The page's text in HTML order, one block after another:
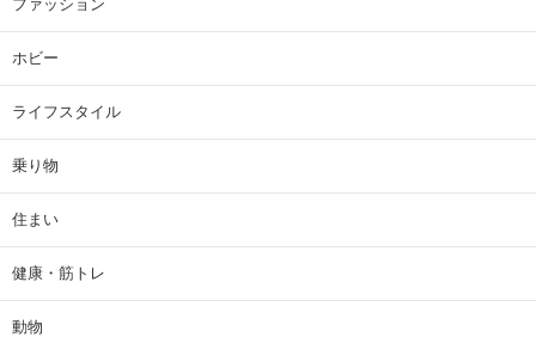
ファッション
ホビー
ライフスタイル
乗り物
住まい
健康・筋トレ
動物